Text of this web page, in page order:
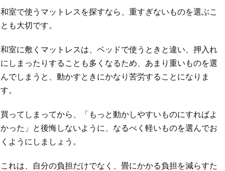
和室で使うマットレスを探すなら、重すぎないものを選ぶこ
とも大切です。
和室に敷くマットレスは、ベッドで使うときと違い、押入れ
にしまったりすることも多くなるため、あまり重いものを選
んでしまうと、動かすときにかなり苦労することになりま
す。
買ってしまってから、「もっと動かしやすいものにすればよ
かった」と後悔しないように、なるべく軽いものを選んでお
くようにしましょう。
これは、自分の負担だけでなく、畳にかかる負担を減らすた